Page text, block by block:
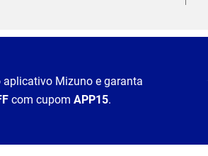
aplicativo Mizuno e garanta
com cupomAPP15.